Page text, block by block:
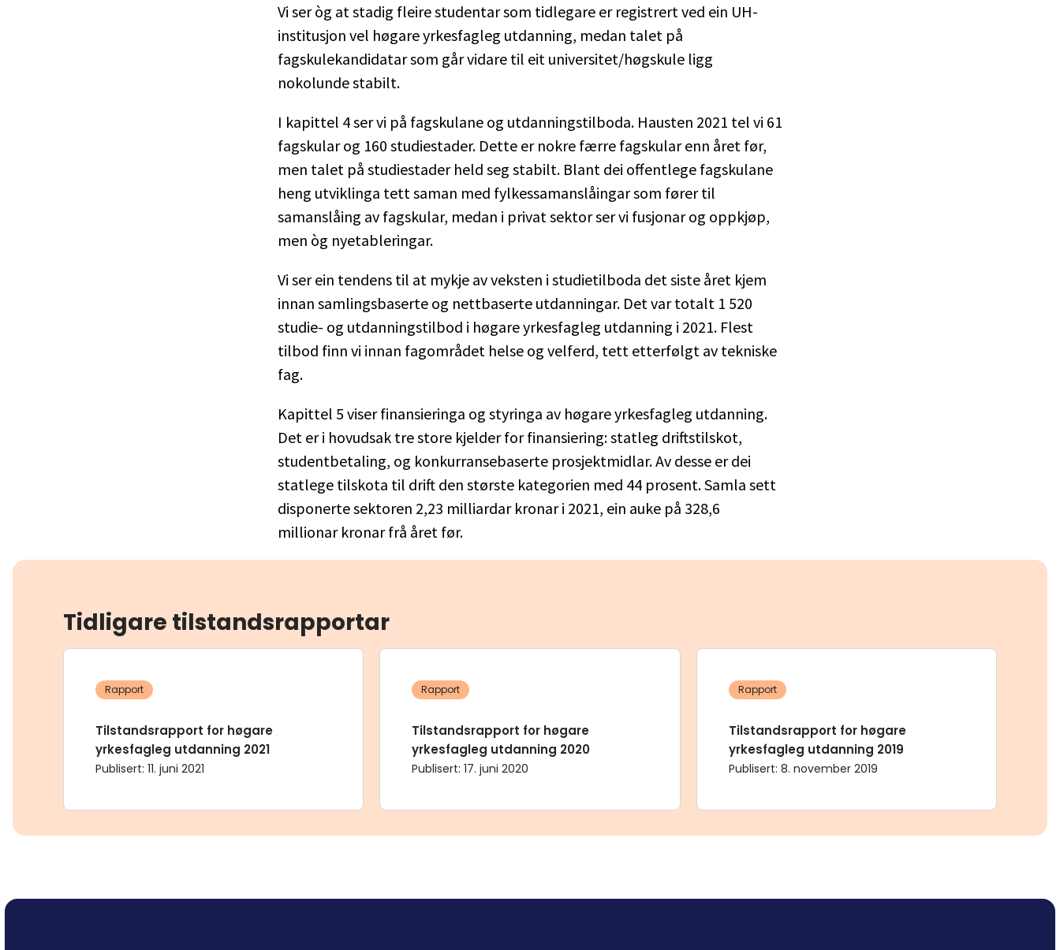
Vi ser òg at stadig fleire studentar som tidlegare er registrert ved ein UH-
institusjon vel høgare yrkesfagleg utdanning, medan talet på
fagskulekandidatar som går vidare til eit universitet/høgskule ligg
nokolunde stabilt.
I kapittel 4 ser vi på fagskulane og utdanningstilboda. Hausten 2021 tel vi 61
fagskular og 160 studiestader. Dette er nokre færre fagskular enn året før,
men talet på studiestader held seg stabilt. Blant dei offentlege fagskulane
heng utviklinga tett saman med fylkessamanslåingar som fører til
samanslåing av fagskular, medan i privat sektor ser vi fusjonar og oppkjøp,
men òg nyetableringar.
Vi ser ein tendens til at mykje av veksten i studietilboda det siste året kjem
innan samlingsbaserte og nettbaserte utdanningar. Det var totalt 1 520
studie- og utdanningstilbod i høgare yrkesfagleg utdanning i 2021. Flest
tilbod finn vi innan fagområdet helse og velferd, tett etterfølgt av tekniske
fag.
Kapittel 5 viser finansieringa og styringa av høgare yrkesfagleg utdanning.
Det er i hovudsak tre store kjelder for finansiering: statleg driftstilskot,
studentbetaling, og konkurransebaserte prosjektmidlar. Av desse er dei
statlege tilskota til drift den største kategorien med 44 prosent. Samla sett
disponerte sektoren 2,23 milliardar kronar i 2021, ein auke på 328,6
millionar kronar frå året før.
Tidligare tilstandsrapportar
Rapport
Tilstandsrapport for høgare
yrkesfagleg utdanning 2021
Publisert: 11. juni 2021
Rapport
Tilstandsrapport for høgare
yrkesfagleg utdanning 2020
Publisert:17. juni 2020
Rapport
Tilstandsrapport for høgare
yrkesfagleg utdanning 2019
Publisert: 8. november 2019